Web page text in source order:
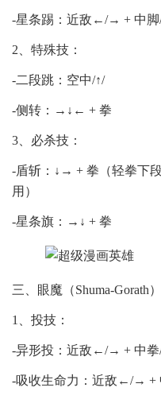
-星条踢：近敌←/→ + 中脚
2、特殊技：
-二段跳：空中/↑/
-侧转：→↓← + 拳
3、必杀技：
-盾斩：↓→ + 拳（轻拳下
用）
-星条旗：→↓ + 拳
三、眼魔（Shuma-Gorath）
1、投技：
-异形投：近敌←/→ + 中拳
-吸收生命力：近敌←/→ +